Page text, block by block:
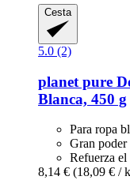
Cesta
5.0 (2)
planet pure
Blanca, 450 g
Para ropa
Gran poder
Refuerza el
8,14 € (18,09 € /